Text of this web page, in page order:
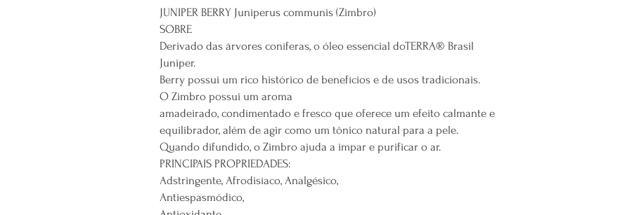
JUNIPER BERRY Juniperus communis (Zimbro)
SOBRE
Derivado das árvores coníferas, o óleo essencial doTERRA® Brasil
Juniper.
Berry possui um rico histórico de benefícios e de usos tradicionais.
O Zimbro possui um aroma
amadeirado, condimentado e fresco que oferece um efeito calmante e
equilibrador, além de agir como um tônico natural para a pele.
Quando difundido, o Zimbro ajuda a impar e purificar o ar.
PRINCIPAIS PROPRIEDADES:
Adstringente, Afrodisíaco, Analgésico,
Antiespasmódico,